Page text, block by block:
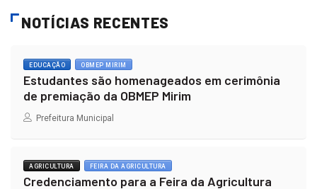
NOTÍCIAS RECENTES
EDUCAÇÃO OBMEP MIRIM
Estudantes são homenageados em cerimônia
de premiação da OBMEP Mirim
Prefeitura Municipal
AGRICULTURA FEIRA DA AGRICULTURA
Credenciamento para a Feira da Agricultura